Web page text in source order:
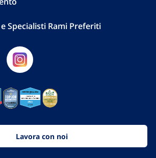
Specialisti Rami Preferiti
Lavora con noi